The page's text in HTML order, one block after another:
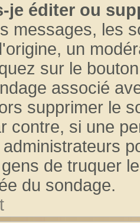
je éditer ou
messages, les
un
sur le
associé
supprimer le
contre, si une
de truquer
du sondage.